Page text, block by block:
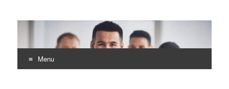
EHLI
UNINTER
Menu